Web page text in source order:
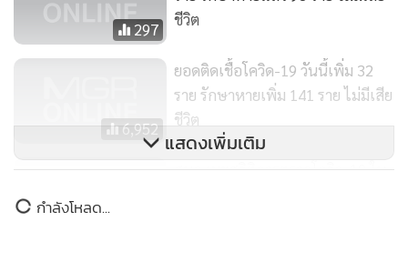
ราย รักษาหายเพิ่ม 141 ราย ไม่มีเสีย
ชีวิต
ศบค.เผยสถิติการตรวจโควิด-19 ใน
ไทยสะสม 142,589 ราย เล็งปรับรูป
แสดงเพิ่มเติม